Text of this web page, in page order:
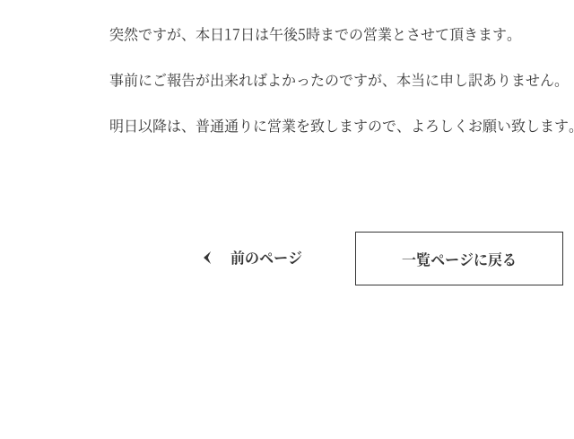
突然ですが、本日17日は午後5時までの営業とさせて頂きます。
事前にご報告が出来ればよかったのですが、本当に申し訳ありません。
明日以降は、普通通りに営業を致しますので、よろしくお願い致します。
前のページ 一覧ページに戻る